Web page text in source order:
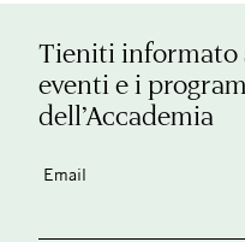
Tieniti informato
eventi e i
dell’Accademia
Email